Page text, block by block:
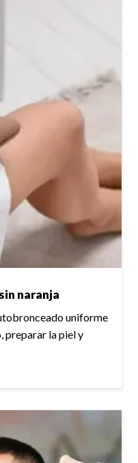
naranja
uniforme
preparar la piel y